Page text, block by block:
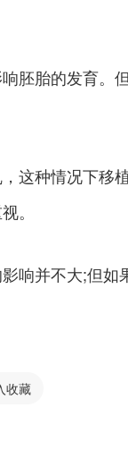
胚胎的发育
这种情况下
。
响并不大;但如
收藏